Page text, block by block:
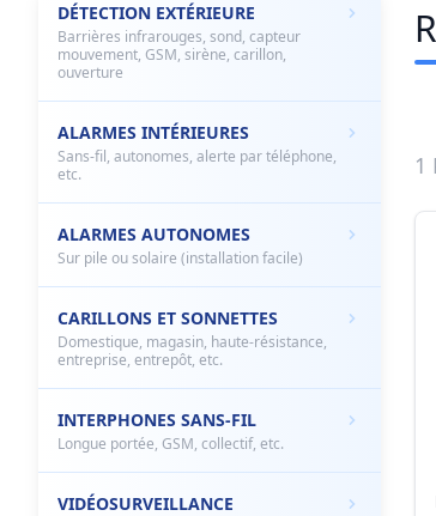
DÉTECTION EXTÉRIEURE
Barrières infrarouges, sond, capteur
mouvement, GSM, sirène, carillon,
ouverture
ALARMES INTÉRIEURES
Sans-fil, autonomes, alerte par téléphone,
etc.
ALARMES AUTONOMES
Sur pile ou solaire (installation facile)
CARILLONS ET SONNETTES
Domestique, magasin, haute-résistance,
entreprise, entrepôt, etc.
INTERPHONES SANS-FIL
Longue portée, GSM, collectif, etc.
VIDÉOSURVEILLANCE
1